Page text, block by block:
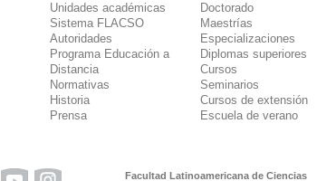
Unidades académicas
Sistema FLACSO
Autoridades
Programa Educación a
Distancia
Normativas
Historia
Prensa
Doctorado
Maestrías
Especializaciones
Diplomas superiores
Cursos
Seminarios
Cursos de extensión
Escuela de verano
Facultad Latinoamericana de Ciencias